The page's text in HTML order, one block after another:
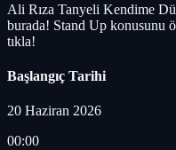
Ali Rıza Tanyeli Kendime
burada! Stand Up konusunu
tıkla!
Başlangıç Tarihi
20 Haziran 2026
00:00